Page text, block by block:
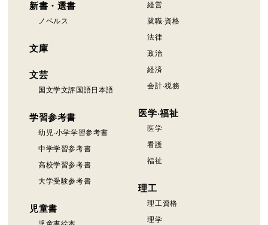
新書・選書
ノベルス
文庫
文芸
国文学文評国語日本語
学習参考書
幼児·小学学習参考書
中学学習参考書
高校学習参考書
大学受験参考書
児童書
児童書絵本
経営
就職·資格
法律
政治
経済
会計·税務
医学·福祉
医学
看護
福祉
理工
理工資格
理学